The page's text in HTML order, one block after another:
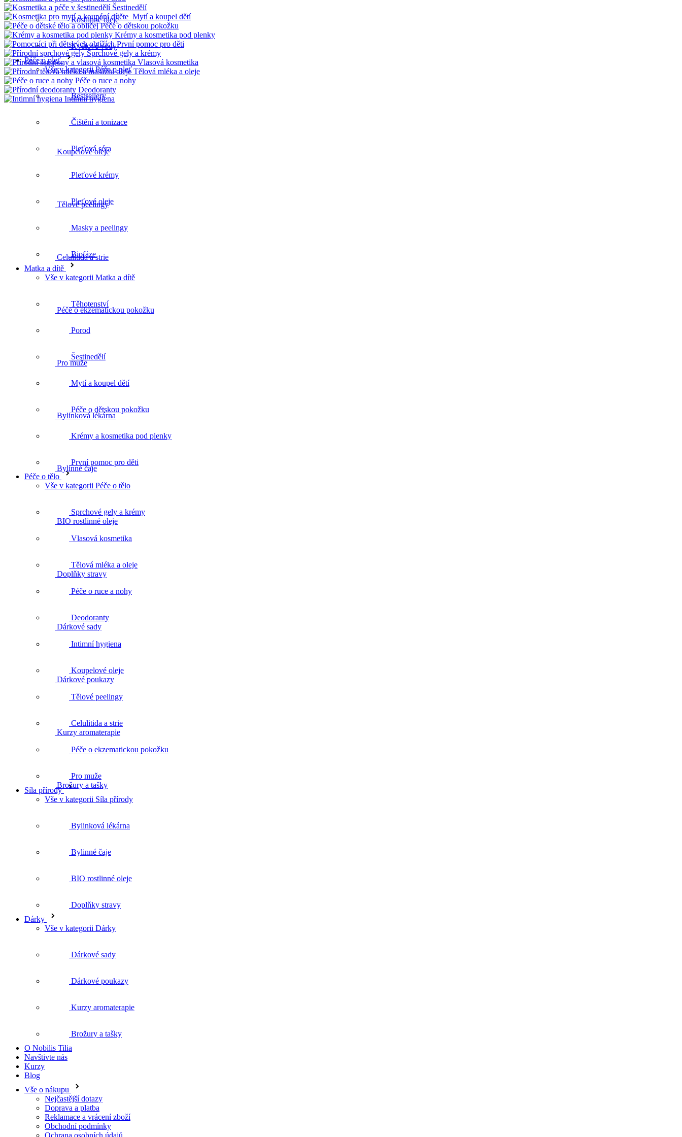
Šestinedělí
Mytí a koupel dětí
Péče o dětskou pokožku
Krémy a kosmetika pod plenky
První pomoc pro děti
Sprchové gely a krémy
Vlasová kosmetika
Tělová mléka a oleje
Péče o ruce a nohy
Deodoranty
Intimní hygiena
Péče o ekzematickou pokožku
BIO rostlinné oleje
Rostlinné oleje
Květové vody
Péče o pleť
Vše v kategorii Péče o pleť
Bestsellery
Čištění a tonizace
Pleťová séra
Pleťové krémy
Pleťové oleje
Masky a peelingy
Biofáze
Matka a dítě
Vše v kategorii Matka a dítě
Těhotenství
Porod
Šestinedělí
Mytí a koupel dětí
Péče o dětskou pokožku
Krémy a kosmetika pod plenky
První pomoc pro děti
Péče o tělo
Vše v kategorii Péče o tělo
Sprchové gely a krémy
Vlasová kosmetika
Tělová mléka a oleje
Péče o ruce a nohy
Deodoranty
Intimní hygiena
Koupelové oleje
Tělové peelingy
Celulitida a strie
Péče o ekzematickou pokožku
Pro muže
Síla přírody
Vše v kategorii Síla přírody
Bylinková lékárna
Bylinné čaje
BIO rostlinné oleje
Doplňky stravy
Dárky
Vše v kategorii Dárky
Dárkové sady
Dárkové poukazy
Kurzy aromaterapie
Brožury a tašky
O Nobilis Tilia
Navštivte nás
Kurzy
Blog
Vše o nákupu
Nejčastější dotazy
Doprava a platba
Reklamace a vrácení zboží
Obchodní podmínky
Ochrana osobních údajů